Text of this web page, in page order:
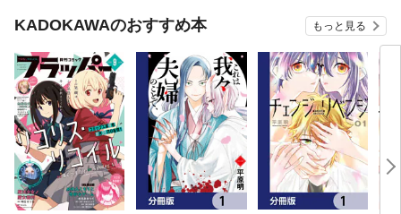
KADOKAWAのおすすめ本 もっと見る